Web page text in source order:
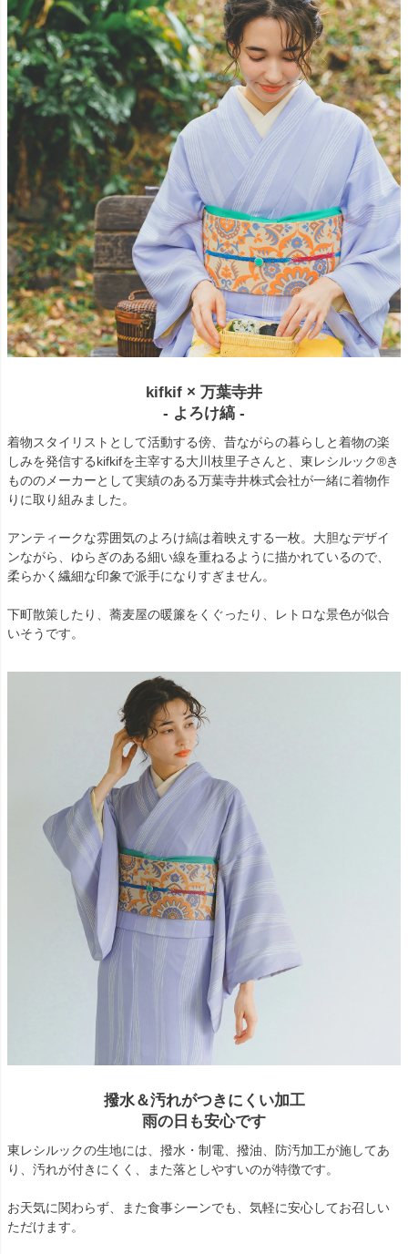
kifkif × 万葉寺井
- よろけ縞 -
着物スタイリストとして活動する傍、昔ながらの暮らしと着物の楽
しみを発信するkifkifを主宰する大川枝里子さんと、東レシルック®き
もののメーカーとして実績のある万葉寺井株式会社が一緒に着物作
りに取り組みました。
アンティークな雰囲気のよろけ縞は着映えする一枚。大胆なデザイ
ンながら、ゆらぎのある細い線を重ねるように描かれているので、
柔らかく繊細な印象で派手になりすぎません。
下町散策したり、蕎麦屋の暖簾をくぐったり、レトロな景色が似合
いそうです。
撥水＆汚れがつきにくい加工
雨の日も安心です
東レシルックの生地には、撥水・制電、撥油、防汚加工が施してあ
り、汚れが付きにくく、また落としやすいのが特徴です。
お天気に関わらず、また食事シーンでも、気軽に安心してお召しい
ただけます。